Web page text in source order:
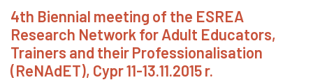
4th Biennial meeting of the ESREA
Research Network for Adult Educators,
Trainers and their Professionalisation
(ReNAdET), Cypr 11-13.11.2015 r.